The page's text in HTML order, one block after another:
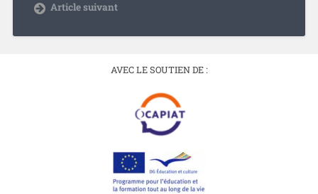
Article suivant
AVEC LE SOUTIEN DE :